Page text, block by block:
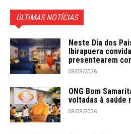
ÚLTIMAS NOTÍCIAS
Neste Dia dos
Ibirapuera
presentearem
08/08/2026
ONG Bom
voltadas à saúde
08/08/2026